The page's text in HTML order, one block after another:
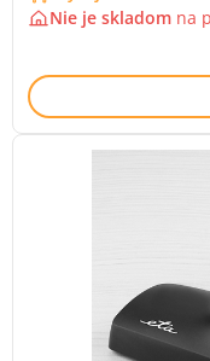
Nie je skladom na